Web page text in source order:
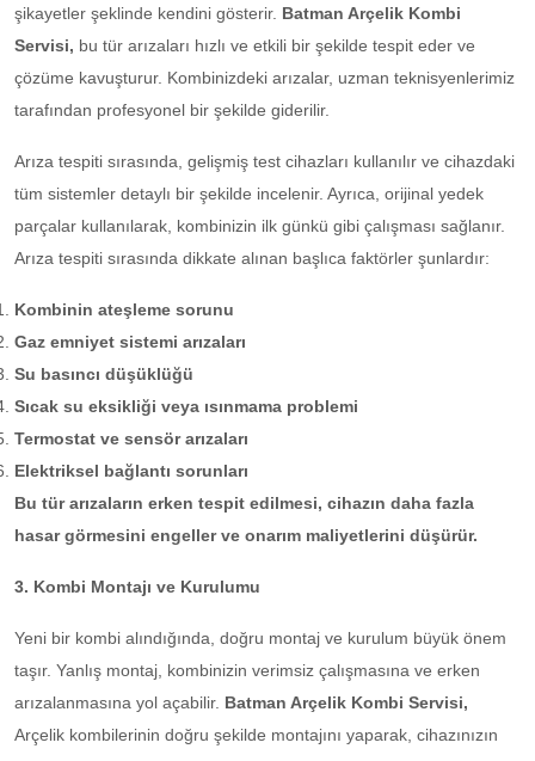
şikayetler şeklinde kendini gösterir. Batman Arçelik Kombi
Servisi, bu tür arızaları hızlı ve etkili bir şekilde tespit eder ve
çözüme kavuşturur. Kombinizdeki arızalar, uzman teknisyenlerimiz
tarafından profesyonel bir şekilde giderilir.
Arıza tespiti sırasında, gelişmiş test cihazları kullanılır ve cihazdaki
tüm sistemler detaylı bir şekilde incelenir. Ayrıca, orijinal yedek
parçalar kullanılarak, kombinizin ilk günkü gibi çalışması sağlanır.
Arıza tespiti sırasında dikkate alınan başlıca faktörler şunlardır:
Kombinin ateşleme sorunu
Gaz emniyet sistemi arızaları
Su basıncı düşüklüğü
Sıcak su eksikliği veya ısınmama problemi
Termostat ve sensör arızaları
Elektriksel bağlantı sorunları
Bu tür arızaların erken tespit edilmesi, cihazın daha fazla
hasar görmesini engeller ve onarım maliyetlerini düşürür.
3. Kombi Montajı ve Kurulumu
Yeni bir kombi alındığında, doğru montaj ve kurulum büyük önem
taşır. Yanlış montaj, kombinizin verimsiz çalışmasına ve erken
arızalanmasına yol açabilir. Batman Arçelik Kombi Servisi,
Arçelik kombilerinin doğru şekilde montajını yaparak, cihazınızın